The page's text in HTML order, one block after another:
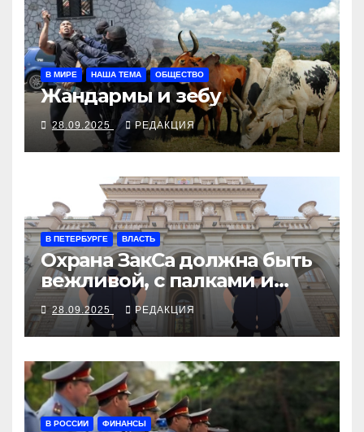
В МИРЕ НАША ТЕМА ОБЩЕСТВО
Жандармы и зебу
28.09.2025 РЕДАКЦИЯ
В ПЕТЕРБУРГЕ ВЛАСТЬ
Охрана ЗакСа должна быть
вежливой, с палками и
наручниками
28.09.2025 РЕДАКЦИЯ
В РОССИИ ФИНАНСЫ